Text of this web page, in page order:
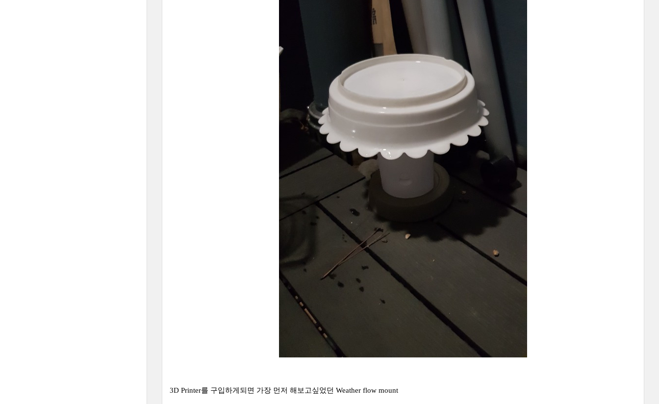
3D Printer를 구입하게되면 가장 먼저 해보고싶었던 Weather flow mount